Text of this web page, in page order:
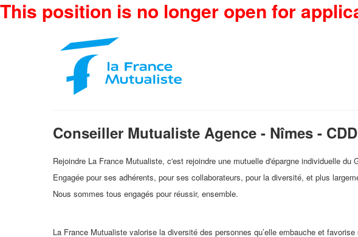
This position is no longer open for
Conseiller Mutualiste Agence - Nîmes -
Rejoindre La France Mutualiste, c'est rejoindre une mutuelle d'épargne individuelle du
Engagée pour ses adhérents, pour ses collaborateurs, pour la diversité, et plus
Nous sommes tous engagés pour réussir, ensemble.
La France Mutualiste valorise la diversité des personnes qu’elle embauche et